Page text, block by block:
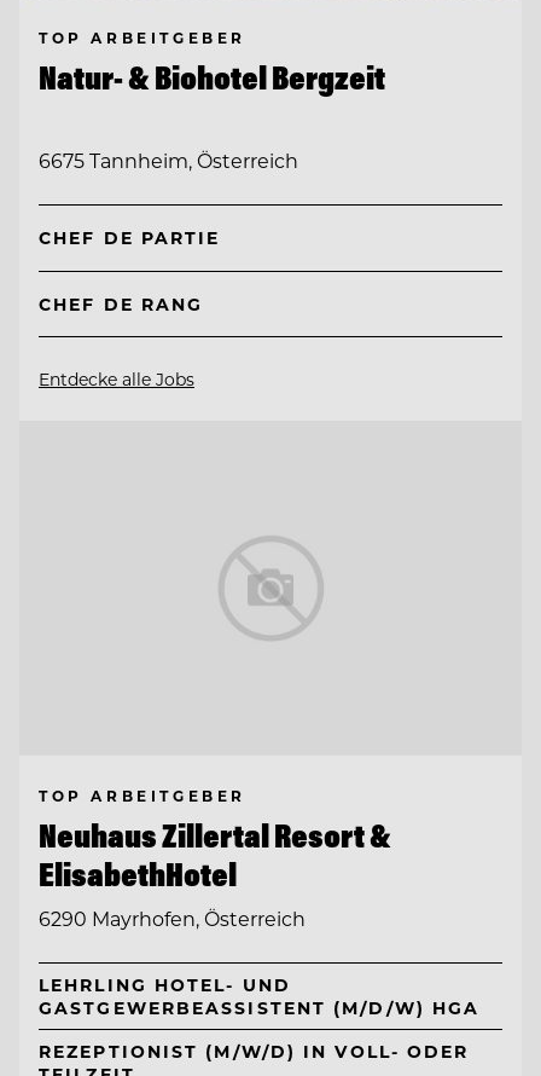
TOP ARBEITGEBER
Natur- & Biohotel Bergzeit
6675 Tannheim, Österreich
CHEF DE PARTIE
CHEF DE RANG
Entdecke alle Jobs
TOP ARBEITGEBER
Neuhaus Zillertal Resort &
ElisabethHotel
6290 Mayrhofen, Österreich
LEHRLING HOTEL- UND
GASTGEWERBEASSISTENT (M/D/W) HGA
REZEPTIONIST (M/W/D) IN VOLL- ODER